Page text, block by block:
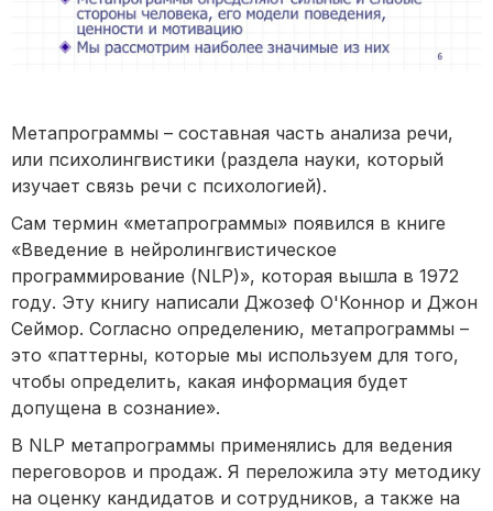
Метапрограммы – составная часть анализа речи,
или психолингвистики (раздела науки, который
изучает связь речи с психологией).
Сам термин «метапрограммы» появился в книге
«Введение в нейролингвистическое
программирование (NLP)», которая вышла в 1972
году. Эту книгу написали Джозеф О'Коннор и Джон
Сеймор. Согласно определению, метапрограммы –
это «паттерны, которые мы используем для того,
чтобы определить, какая информация будет
допущена в сознание».
В NLP метапрограммы применялись для ведения
переговоров и продаж. Я переложила эту методику
на оценку кандидатов и сотрудников, а также на